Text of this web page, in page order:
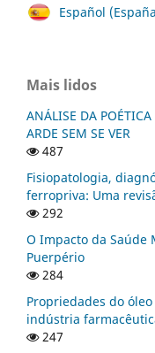
Español
Mais lidos
ANÁLISE DA
ARDE SEM SE VER
487
Fisiopatologia,
ferropriva: Uma
292
O Impacto da
Puerpério
284
Propriedades do
indústria
247